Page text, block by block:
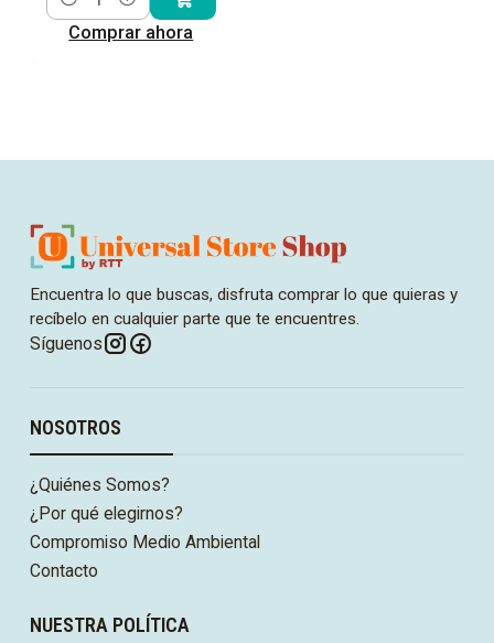
Cantidad
Comprar ahora
Encuentra lo que buscas, disfruta comprar lo que quieras y
recíbelo en cualquier parte que te encuentres.
Síguenos
NOSOTROS
¿Quiénes Somos?
¿Por qué elegirnos?
Compromiso Medio Ambiental
Contacto
NUESTRA POLÍTICA